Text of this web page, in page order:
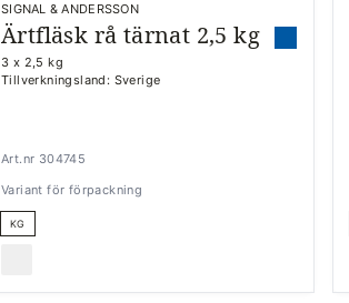
SIGNAL & ANDERSSON
Ärtfläsk rå tärnat 2,5 kg
3 x 2,5 kg
Tillverkningsland: Sverige
Art.nr 304745
Variant för förpackning
KG